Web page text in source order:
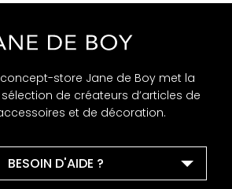
concept-store Jane de Boy met la
de créateurs d’articles de
et de décoration.
BESOIN D'AIDE ?